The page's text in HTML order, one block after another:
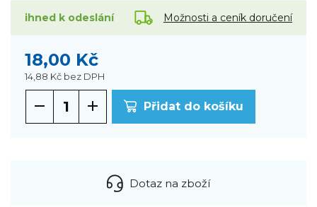
ihned k odeslání Možnosti a ceník doručení
18,00 Kč
14,88 Kč bez DPH
Přidat do košíku
Dotaz na zboží